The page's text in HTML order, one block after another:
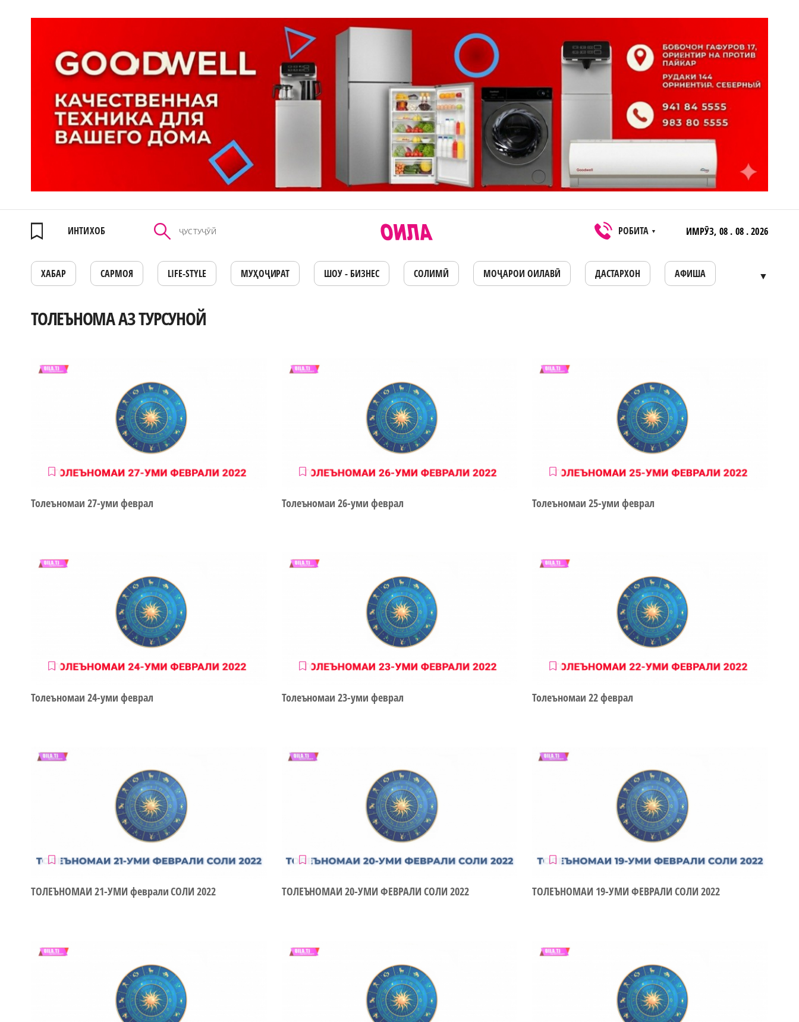
ИНТИХОБ РОБИТА ▼ ИМРӮЗ, 08 . 08 . 2026
ХАБАР САРМОЯ LIFE-STYLE МУҲОҶИРАТ ШОУ - БИЗНЕС СОЛИМӢ МОҶАРОИ ОИЛАВӢ ДАСТАРХОН АФИША ▼
ТОЛЕЪНОМА АЗ ТУРСУНОЙ
Толеъномаи 27-уми феврал Толеъномаи 26-уми феврал Толеъномаи 25-уми феврал
Толеъномаи 24-уми феврал Толеъномаи 23-уми феврал Толеъномаи 22 феврал
ТОЛЕЪНОМАИ 21-УМИ феврали СОЛИ 2022 ТОЛЕЪНОМАИ 20-УМИ ФЕВРАЛИ СОЛИ 2022 ТОЛЕЪНОМАИ 19-УМИ ФЕВРАЛИ СОЛИ 2022